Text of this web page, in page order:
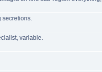
variable.